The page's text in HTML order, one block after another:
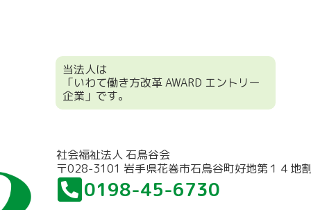
当法人は
「いわて働き方改革 AWARD エントリー
企業」です。
社会福祉法人 石鳥谷会
〒028-3101 岩手県花巻市石鳥谷町好地第１４地
0198-45-6730